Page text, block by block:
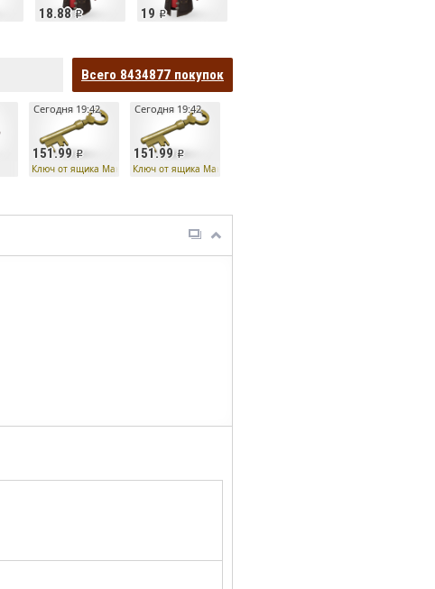
18.88 19
Всего 8434877 покупок
151.99
Сегодня 19:42
Ключ от ящика Манн Ко
151.99
Сегодня 19:42
Ключ от ящика Манн Ко